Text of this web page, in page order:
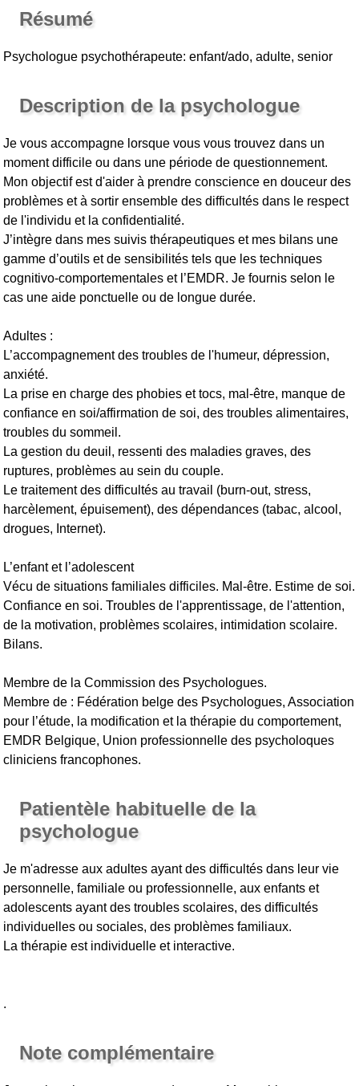
Résumé
Psychologue psychothérapeute: enfant/ado, adulte, senior
Description de la psychologue
Je vous accompagne lorsque vous vous trouvez dans un
moment difficile ou dans une période de questionnement.
Mon objectif est d'aider à prendre conscience en douceur des
problèmes et à sortir ensemble des difficultés dans le respect
de l'individu et la confidentialité.
J’intègre dans mes suivis thérapeutiques et mes bilans une
gamme d’outils et de sensibilités tels que les techniques
cognitivo-comportementales et l’EMDR. Je fournis selon le
cas une aide ponctuelle ou de longue durée.
Adultes :
L’accompagnement des troubles de l'humeur, dépression,
anxiété.
La prise en charge des phobies et tocs, mal-être, manque de
confiance en soi/affirmation de soi, des troubles alimentaires,
troubles du sommeil.
La gestion du deuil, ressenti des maladies graves, des
ruptures, problèmes au sein du couple.
Le traitement des difficultés au travail (burn-out, stress,
harcèlement, épuisement), des dépendances (tabac, alcool,
drogues, Internet).
L’enfant et l’adolescent
Vécu de situations familiales difficiles. Mal-être. Estime de soi.
Confiance en soi. Troubles de l'apprentissage, de l'attention,
de la motivation, problèmes scolaires, intimidation scolaire.
Bilans.
Membre de la Commission des Psychologues.
Membre de : Fédération belge des Psychologues, Association
pour l’étude, la modification et la thérapie du comportement,
EMDR Belgique, Union professionnelle des psycholoques
cliniciens francophones.
Patientèle habituelle de la
psychologue
Je m'adresse aux adultes ayant des difficultés dans leur vie
personnelle, familiale ou professionnelle, aux enfants et
adolescents ayant des troubles scolaires, des difficultés
individuelles ou sociales, des problèmes familiaux.
La thérapie est individuelle et interactive.
.
Note complémentaire